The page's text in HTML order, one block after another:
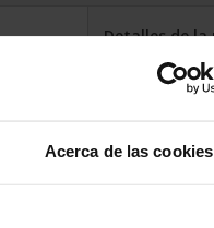
Acerca de las cookies
Detalles de
Amabilidad
Detalles de